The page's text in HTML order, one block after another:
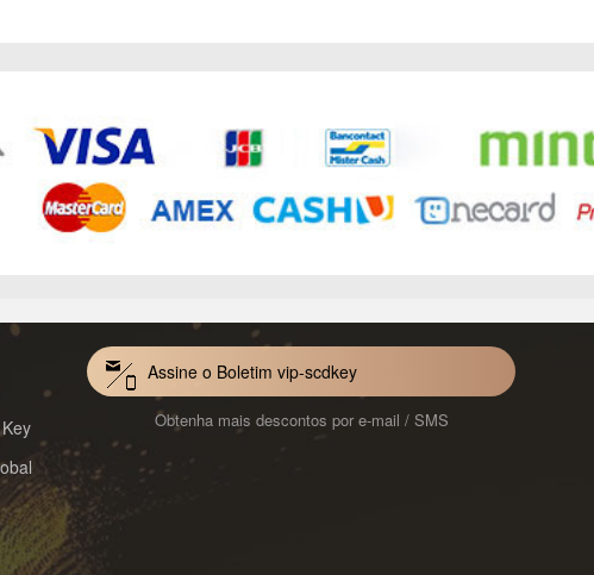
Assine o Boletim vip-scdkey
Obtenha mais descontos por e-mail / SMS